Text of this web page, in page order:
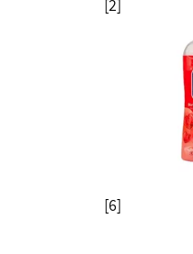
[2]
[6]